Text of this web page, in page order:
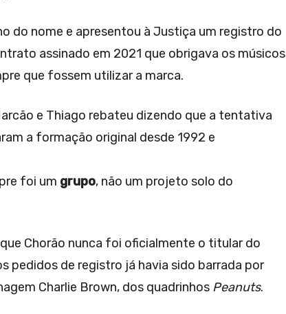
do nome e apresentou à Justiça um registro do
assinado em 2021 que obrigava os músicos
que fossem utilizar a marca.
e Thiago rebateu dizendo que a tentativa
a formação original desde 1992 e
foi um grupo, não um projeto solo do
Chorão nunca foi oficialmente o titular do
pedidos de registro já havia sido barrada por
Charlie Brown, dos quadrinhos Peanuts.